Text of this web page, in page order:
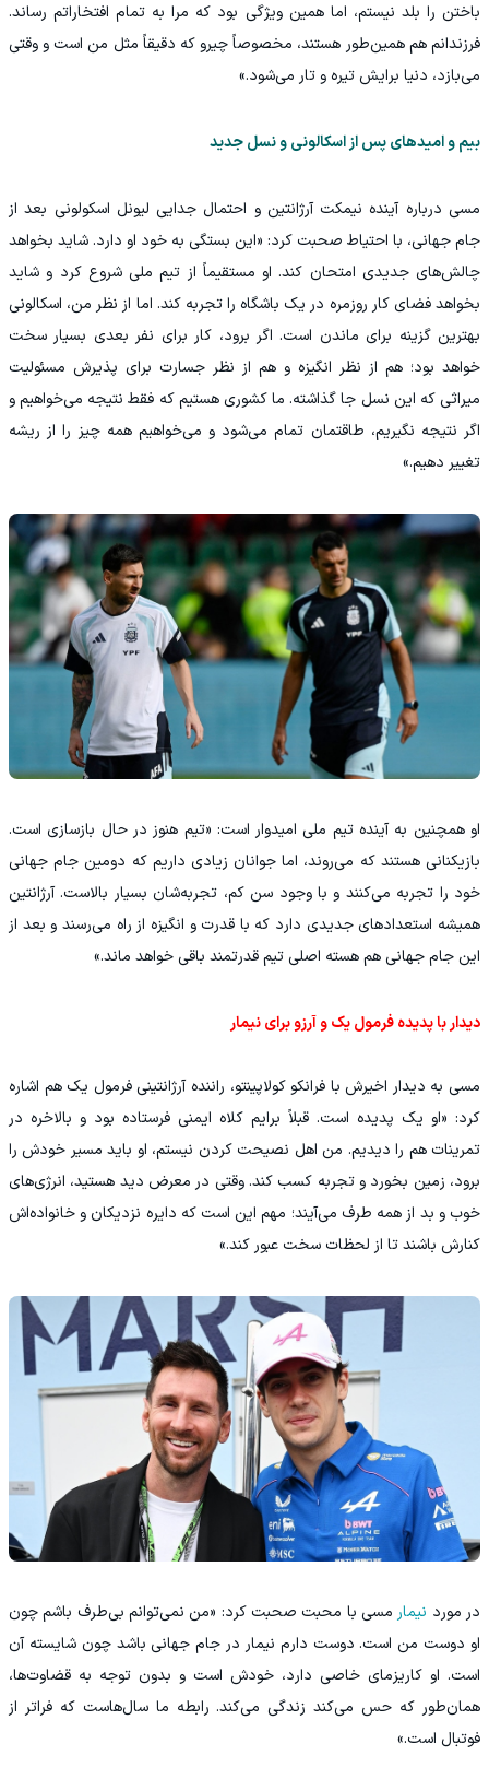
باختن را بلد نیستم، اما همین ویژگی بود که مرا به تمام افتخاراتم رساند.
فرزندانم هم همین‌طور هستند، مخصوصاً چیرو که دقیقاً مثل من است و وقتی
می‌بازد، دنیا برایش تیره و تار می‌شود.»
بیم و امیدهای پس از اسکالونی و نسل جدید
مسی درباره آینده نیمکت آرژانتین و احتمال جدایی لیونل اسکولونی بعد از
جام جهانی، با احتیاط صحبت کرد: «این بستگی به خود او دارد. شاید بخواهد
چالش‌های جدیدی امتحان کند. او مستقیماً از تیم ملی شروع کرد و شاید
بخواهد فضای کار روزمره در یک باشگاه را تجربه کند. اما از نظر من، اسکالونی
بهترین گزینه برای ماندن است. اگر برود، کار برای نفر بعدی بسیار سخت
خواهد بود؛ هم از نظر انگیزه و هم از نظر جسارت برای پذیرش مسئولیت
میراثی که این نسل جا گذاشته. ما کشوری هستیم که فقط نتیجه می‌خواهیم و
اگر نتیجه نگیریم، طاقتمان تمام می‌شود و می‌خواهیم همه چیز را از ریشه
تغییر دهیم.»
او همچنین به آینده تیم ملی امیدوار است: «تیم هنوز در حال بازسازی است.
بازیکنانی هستند که می‌روند، اما جوانان زیادی داریم که دومین جام جهانی
خود را تجربه می‌کنند و با وجود سن کم، تجربه‌شان بسیار بالاست. آرژانتین
همیشه استعدادهای جدیدی دارد که با قدرت و انگیزه از راه می‌رسند و بعد از
این جام جهانی هم هسته اصلی تیم قدرتمند باقی خواهد ماند.»
دیدار با پدیده فرمول یک و آرزو برای نیمار
مسی به دیدار اخیرش با فرانکو کولاپینتو، راننده آرژانتینی فرمول یک هم اشاره
کرد: «او یک پدیده است. قبلاً برایم کلاه ایمنی فرستاده بود و بالاخره در
تمرینات هم را دیدیم. من اهل نصیحت کردن نیستم، او باید مسیر خودش را
برود، زمین بخورد و تجربه کسب کند. وقتی در معرض دید هستید، انرژی‌های
خوب و بد از همه طرف می‌آیند؛ مهم این است که دایره نزدیکان و خانواده‌اش
کنارش باشند تا از لحظات سخت عبور کند.»
در مورد نیمارمسی با محبت صحبت کرد: «من نمی‌توانم بی‌طرف باشم چون
او دوست من است. دوست دارم نیمار در جام جهانی باشد چون شایسته آن
است. او کاریزمای خاصی دارد، خودش است و بدون توجه به قضاوت‌ها،
همان‌طور که حس می‌کند زندگی می‌کند. رابطه ما سال‌هاست که فراتر از
فوتبال است.»